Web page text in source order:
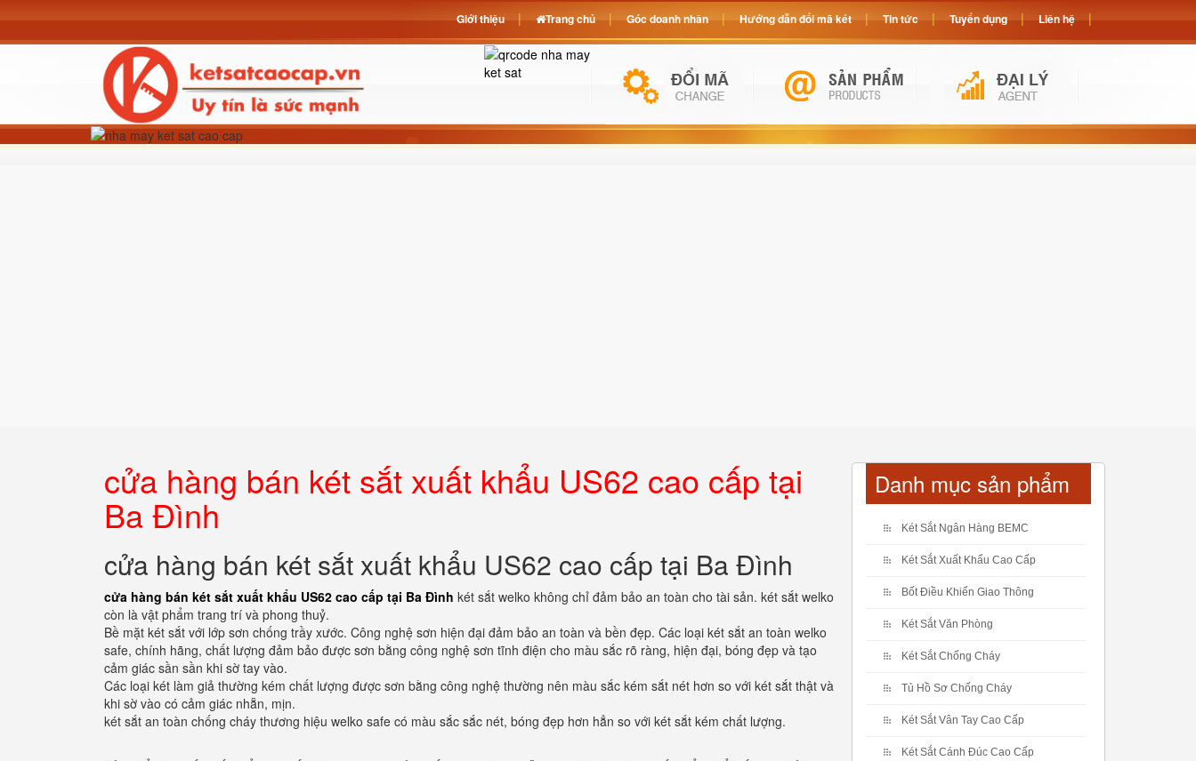
cửa hàng bán két sắt xuất khẩu US62 cao cấp tại
Ba Đình
cửa hàng bán két sắt xuất khẩu US62 cao cấp tại Ba Đình
cửa hàng bán két sắt xuất khẩu US62 cao cấp tại Ba Đình két sắt welko không chỉ đảm bảo an toàn cho tài sản. két sắt welko
còn là vật phẩm trang trí và phong thuỷ.
Bề mặt két sắt với lớp sơn chống trầy xước. Công nghệ sơn hiện đại đảm bảo an toàn và bền đẹp. Các loại két sắt an toàn welko
safe, chính hãng, chất lượng đảm bảo được sơn bằng công nghệ sơn tĩnh điện cho màu sắc rõ ràng, hiện đại, bóng đẹp và tạo
cảm giác sần sần khi sờ tay vào.
Các loại két làm giả thường kém chất lượng được sơn bằng công nghệ thường nên màu sắc kém sắt nét hơn so với két sắt thật và
khi sờ vào có cảm giác nhẵn, mịn.
két sắt an toàn chống cháy thương hiệu welko safe có màu sắc sắc nét, bóng đẹp hơn hẳn so với két sắt kém chất lượng.
Danh mục sản phẩm
Két Sắt Ngân Hàng BEMC
Két Sắt Xuất Khẩu Cao Cấp
Bốt Điều Khiển Giao Thông
Két Sắt Văn Phòng
Két Sắt Chống Cháy
Tủ Hồ Sơ Chống Cháy
Két Sắt Vân Tay Cao Cấp
Két Sắt Cánh Đúc Cao Cấp
Giới thiệu Trang chủ Góc doanh nhân Hướng dẫn đổi mã két Tin tức Tuyển dụng Liên hệ